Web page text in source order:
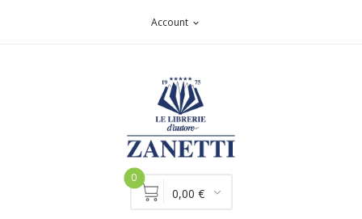
Account expand_more
0
0,00 €